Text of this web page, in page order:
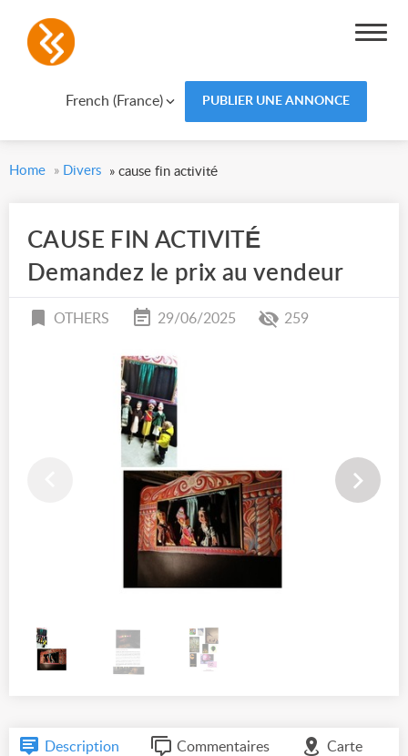
French (France) PUBLIER UNE ANNONCE
Home » Divers » cause fin activité
CAUSE FIN ACTIVITÉ
Demandez le prix au vendeur
OTHERS 29/06/2025 259
Description Commentaires Carte